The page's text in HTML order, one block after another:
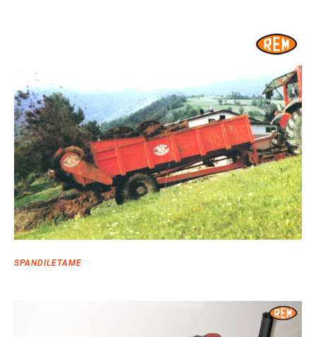
SPANDILETAME